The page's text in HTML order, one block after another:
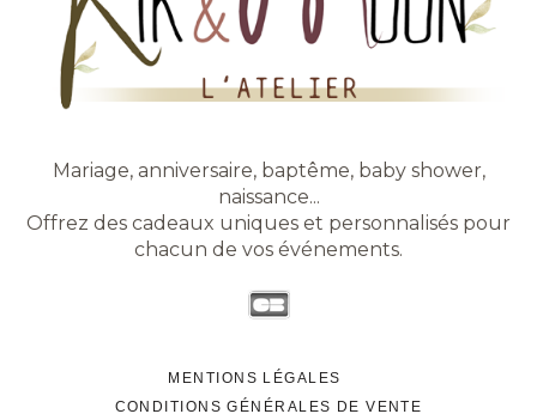
Mariage, anniversaire, baptême, baby shower,
naissance...
Offrez des cadeaux uniques et personnalisés pour
chacun de vos événements.
MENTIONS LÉGALES
CONDITIONS GÉNÉRALES DE VENTE